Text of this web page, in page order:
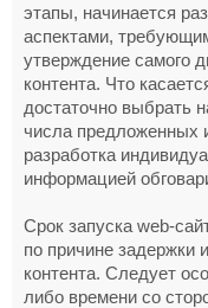
этапы, начинается
аспектами,
утверждение самого
контента. Что
достаточно выбрать
числа предложенных
разработка
информацией
Срок запуска web-
по причине задержки
контента. Следует
либо времени со